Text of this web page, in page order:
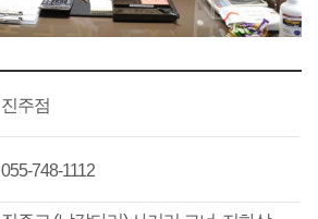
진주점
055-748-1112